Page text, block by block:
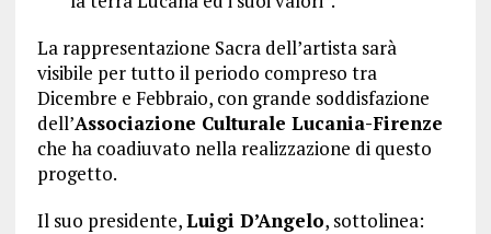
La rappresentazione Sacra dell’artista sarà
visibile per tutto il periodo compreso tra
Dicembre e Febbraio, con grande soddisfazione
dell’Associazione Culturale Lucania-Firenze
che ha coadiuvato nella realizzazione di questo
progetto.
Il suo presidente,Luigi D’Angelo, sottolinea: